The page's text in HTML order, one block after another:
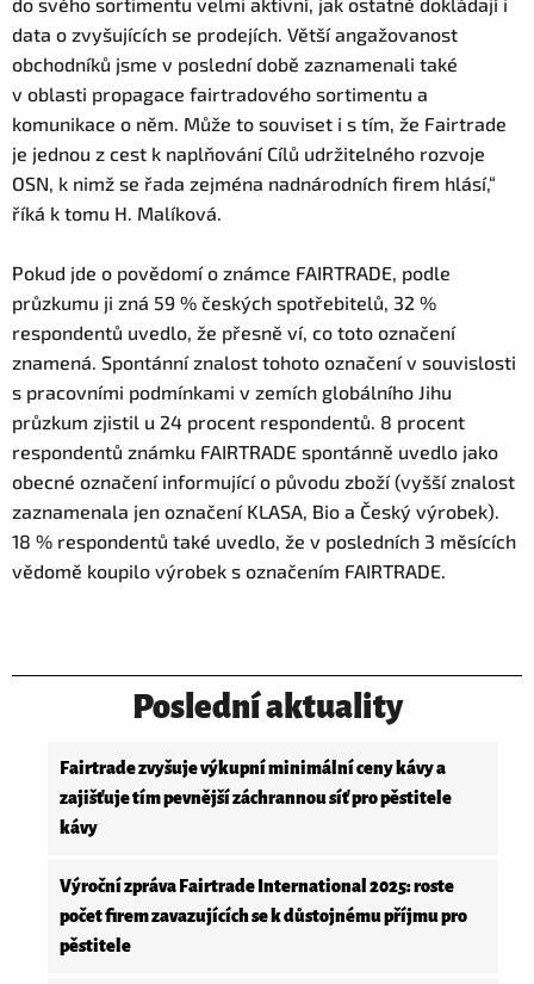
Poslední aktuality
Fairtrade zvyšuje výkupní minimální ceny kávy a
zajišťuje tím pevnější záchrannou síť pro pěstitele
kávy
Výroční zpráva Fairtrade International 2025: roste
počet firem zavazujících se k důstojnému příjmu pro
pěstitele
data o zvyšujících se prodejích. Větší angažovanost
obchodníků jsme v poslední době zaznamenali také
v oblasti propagace fairtradového sortimentu a
komunikace o něm. Může to souviset i s tím, že Fairtrade
je jednou z cest k naplňování Cílů udržitelného rozvoje
OSN, k nimž se řada zejména nadnárodních firem hlásí,“
říká k tomu H. Malíková.
Pokud jde o povědomí o známce FAIRTRADE, podle
průzkumu ji zná 59 % českých spotřebitelů, 32 %
respondentů uvedlo, že přesně ví, co toto označení
znamená. Spontánní znalost tohoto označení v souvislosti
s pracovními podmínkami v zemích globálního Jihu
průzkum zjistil u 24 procent respondentů. 8 procent
respondentů známku FAIRTRADE spontánně uvedlo jako
obecné označení informující o původu zboží (vyšší znalost
zaznamenala jen označení KLASA, Bio a Český výrobek).
18 % respondentů také uvedlo, že v posledních 3 měsících
vědomě koupilo výrobek s označením FAIRTRADE.